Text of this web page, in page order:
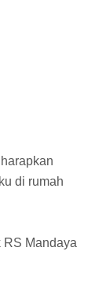
di rumah
Mandaya